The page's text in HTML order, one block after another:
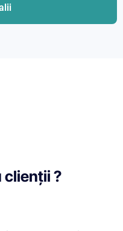
clienții ?